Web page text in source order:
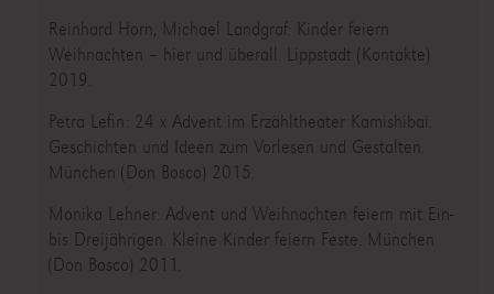
Reinhard Horn, Michael Landgraf: Kinder feiern
Weihnachten – hier und überall. Lippstadt (Kontakte)
2019.
Petra Lefin: 24 x Advent im Erzähltheater Kamishibai.
Geschichten und Ideen zum Vorlesen und Gestalten.
München (Don Bosco) 2015.
Monika Lehner: Advent und Weihnachten feiern mit Ein-
bis Dreijährigen. Kleine Kinder feiern Feste. München
(Don Bosco) 2011.